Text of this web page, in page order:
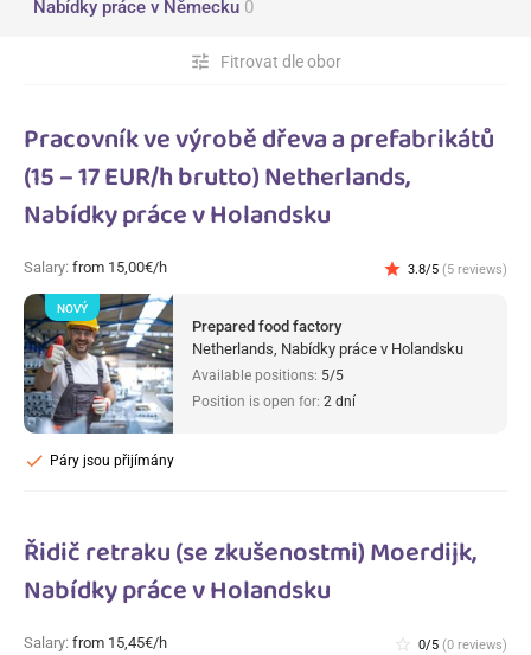
Nabídky práce v Německu 0
Fitrovat dle obor
tune
Pracovník ve výrobě dřeva a prefabrikátů
(15 – 17 EUR/h brutto) Netherlands,
Nabídky práce v Holandsku
Salary: from 15,00€/h star 3.8/5 (5 reviews)
Prepared food factory
Netherlands, Nabídky práce v Holandsku
Available positions: 5/5
Position is open for: 2 dní
Páry jsou přijímány
check
NOVÝ
Řidič retraku (se zkušenostmi) Moerdijk,
Nabídky práce v Holandsku
Salary: from 15,45€/h star_border 0/5 (0 reviews)